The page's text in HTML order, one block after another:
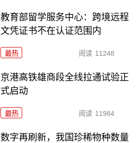
教育部留学服务中心：跨境远程
文凭证书不在认证范围内
最热 阅读 11248
京港高铁雄商段全线拉通试验正
式启动
最热 阅读 11984
数字再刷新，我国珍稀物种数量